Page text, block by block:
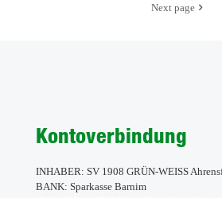
Next page
Kontoverbindung
INHABER: SV 1908 GRÜN-WEISS
BANK: Sparkasse Barnim